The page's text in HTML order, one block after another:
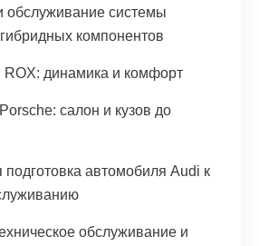
обслуживание системы
компонентов
ROX: динамика и комфорт
салон и кузов до
автомобиля Audi к
обслуживание и